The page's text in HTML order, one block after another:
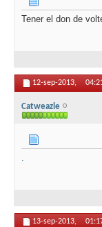
Tener el don de
12-sep-2013,
Catweazle
.
13-sep-2013,